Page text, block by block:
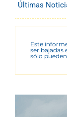
Últimas
Este
ser bajadas
sólo